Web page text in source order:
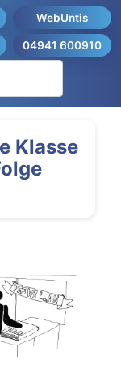
WebUntis
04941 600910
Klasse